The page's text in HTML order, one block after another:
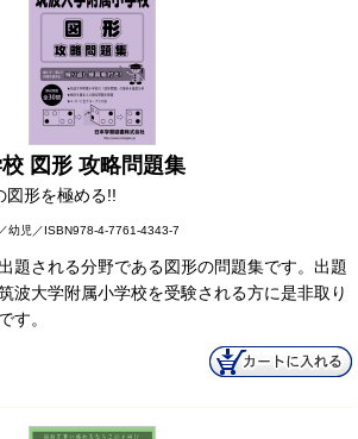
図形 攻略問題集
図形を極める!!
幼児／ISBN978-4-7761-4343-7
題される分野である図形の問題集です。出題
波大学附属小学校を受験される方に是非取り
す。